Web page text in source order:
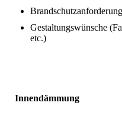
Gestaltungswünsche
etc.)
Innendämmung